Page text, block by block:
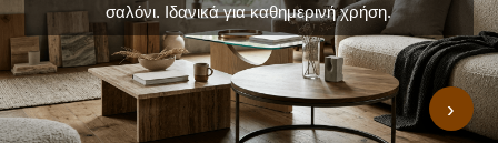
›
σαλόνι. Ιδανικά για καθημερινή χρήση.